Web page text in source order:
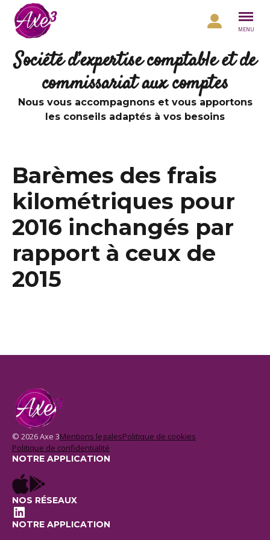
Aller au contenu
MENU
Société d’expertise comptable et de
commissariat aux comptes
Nous vous accompagnons et vous apportons
les conseils adaptés à vos besoins
Barèmes des frais
kilométriques pour
2016 inchangés par
rapport à ceux de
2015
© 2026 Axe 3Mentions legalesPolitique de cookies
Politique de confidentialité
NOTRE APPLICATION
NOS RÉSEAUX
LinkedIn
NOTRE APPLICATION